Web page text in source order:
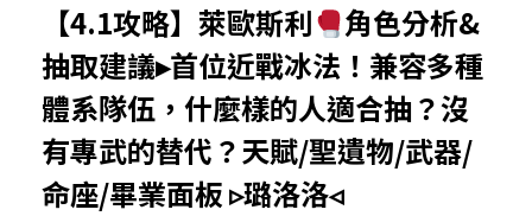
【4.1攻略】萊歐斯利
角色分析&
抽取建議▸首位近戰冰法！兼容多種
體系隊伍，什麼樣的人適合抽？沒
有專武的替代？天賦/聖遺物/武器/
命座/畢業面板 ▹璐洛洛◃